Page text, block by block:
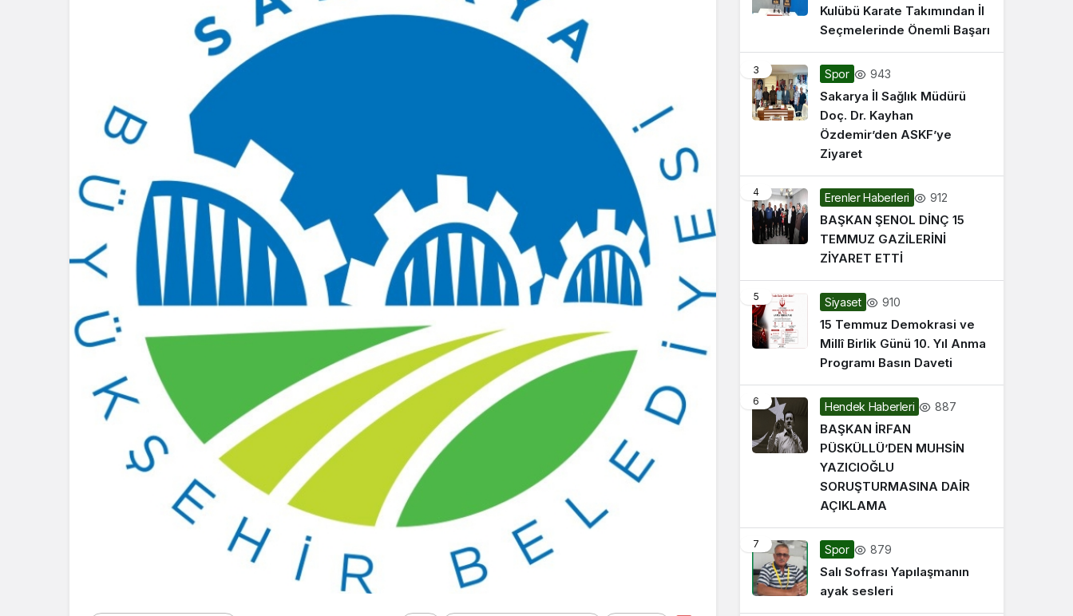
Kulübü Karate Takımından İl
Seçmelerinde Önemli Başarı
3 Spor 943
Sakarya İl Sağlık Müdürü
Doç. Dr. Kayhan
Özdemir’den ASKF’ye
Ziyaret
4 Erenler Haberleri 912
BAŞKAN ŞENOL DİNÇ 15
TEMMUZ GAZİLERİNİ
ZİYARET ETTİ
5 Siyaset 910
15 Temmuz Demokrasi ve
Millî Birlik Günü 10. Yıl Anma
Programı Basın Daveti
6 Hendek Haberleri 887
BAŞKAN İRFAN
PÜSKÜLLÜ’DEN MUHSİN
YAZICIOĞLU
SORUŞTURMASINA DAİR
AÇIKLAMA
7 Spor 879
Salı Sofrası Yapılaşmanın
ayak sesleri